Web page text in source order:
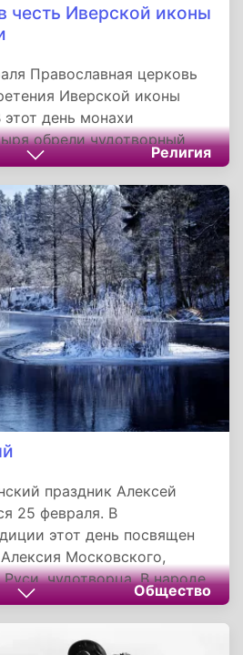
честь Иверской иконы
Православная церковь
Иверской иконы
день монахи
обрели чудотворный
как Вратарница или
изображена
Иисусом на руках.
в Иверском
Афон в Греции. Согласно
автором образа
Лука, сподвижник
Религия
праздник Алексей
25 февраля. В
этот день посвящен
Московского,
чудотворца. В народе
Днем Алексея,
Мелетием. Название
с тем, что к этому времени
Общество